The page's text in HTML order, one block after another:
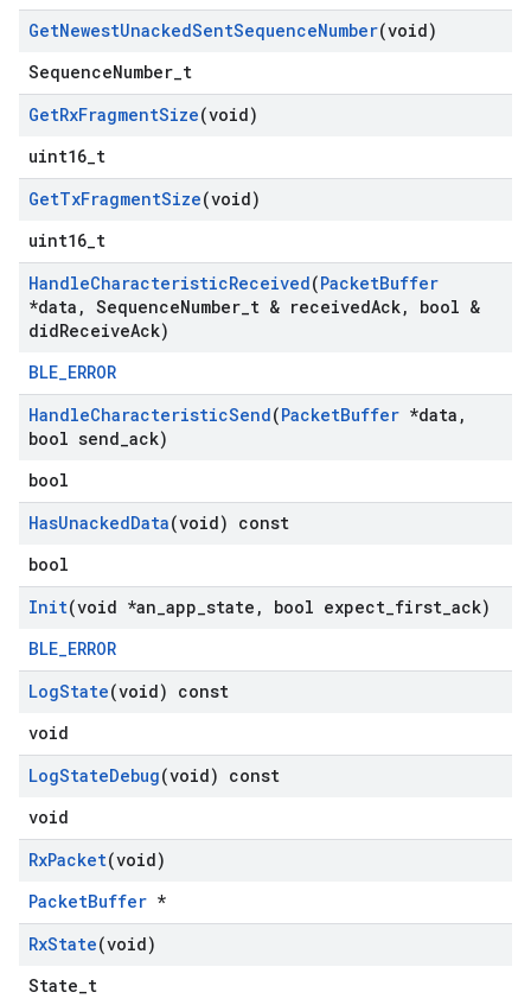
GetNewestUnackedSentSequenceNumber(void)
SequenceNumber_t
GetRxFragmentSize(void)
uint16_t
GetTxFragmentSize(void)
uint16_t
HandleCharacteristicReceived(PacketBuffer
*data , SequenceNumber t & receivedAck,
bool &
didReceiveAck)
BLE_ERROR
HandleCharacteristicSend(PacketBuffer *data ,
bool send ack)
bool
HasUnackedData(void) const
bool
Init(void *an app state , bool expect first ack)
BLE_ERROR
LogState(void) const
void
LogStateDebug(void) const
void
RxPacket(void)
PacketBuffer *
RxState(void)
State_t